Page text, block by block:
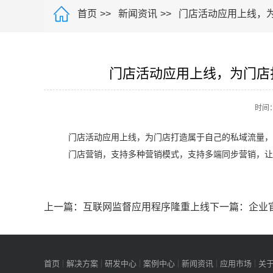
 首页 新闻资讯 门店活动应用上线，
门店活动应用上线，为门
时间
门店活动应用上线，为门店打造属于自己的私域流量
门店营销，支持多种营销模式，支持多端同步营销，
上一篇：互联网监督应用程序隆重上线下一篇：企业
首页 解决方案 研发中心 案例中心 新闻资讯 应用市场 关